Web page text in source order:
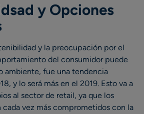
y Opciones
y la preocupación por el
del consumidor puede
ambiente, fue una tendencia
y lo será más en el 2019. Esto va a
al sector de retail, ya que los
cada vez más comprometidos con la